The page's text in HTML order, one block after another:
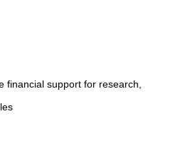
financial support for research,